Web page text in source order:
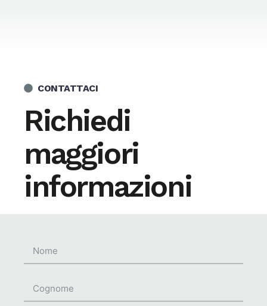
CONTATTACI
Richiedi
maggiori
informazioni